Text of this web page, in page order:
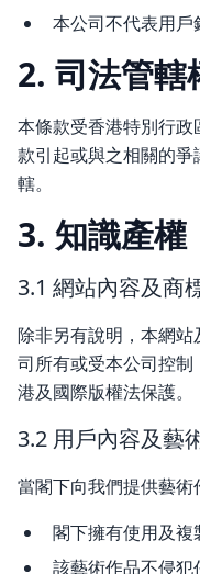
本公司不代表用戶
2. 司法管轄
本條款受香港特別行
款引起或與之相關的
轄。
3. 知識產權
3.1 網站內容及商
除非另有說明，本網
司所有或受本公司控
港及國際版權法保護。
3.2 用戶內容及藝
當閣下向我們提供藝術
閣下擁有使用及
該藝術作品不侵